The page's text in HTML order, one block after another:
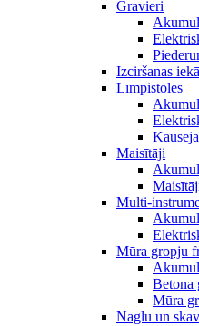
Gravieri
Izciršanas
Līmpistoles
Maisītāji
Multi-
Mūra gropju
Betona
Mūra
Naglu un